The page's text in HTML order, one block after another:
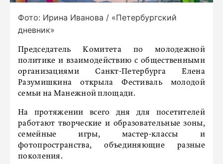
Фото: Ирина Иванова / «Петербургский
дневник»
Председатель Комитета по молодежной
политике и взаимодействию с общественными
организациями Санкт-Петербурга Елена
Разумишкина открыла Фестиваль молодой
семьи на Манежной площади.
На протяжении всего дня для посетителей
работают творческие и образовательные зоны,
семейные игры, мастер-классы и
фотопространства, объединяющие разные
поколения.